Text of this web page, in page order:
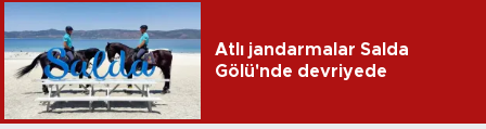
Atlı jandarmalar Salda
Gölü'nde devriyede